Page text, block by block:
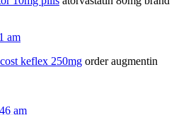
am
cost keflex 250mg order augmentin
am